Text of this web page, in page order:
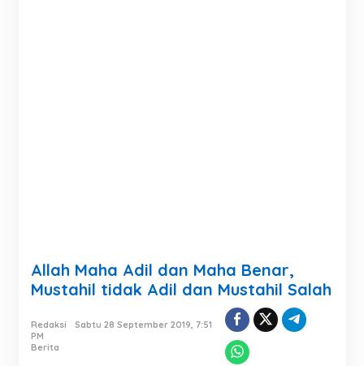
Allah Maha Adil dan Maha Benar,
Mustahil tidak Adil dan Mustahil Salah
Redaksi
Sabtu 28 September 2019, 7:51
PM
Berita